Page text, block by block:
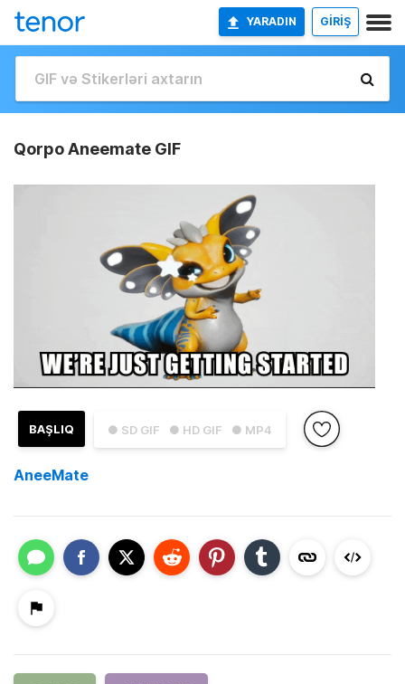
YARADIN GİRİŞ
Qorpo Aneemate GIF
● SD GIF ● HD GIF ● MP4
BAŞLIQ
AneeMate